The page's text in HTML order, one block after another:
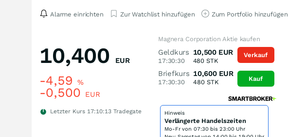
Alarme einrichten Zur Watchlist hinzufügen Zum Portfolio hinzufügen
10,400 EUR
-4,59 %
-0,500 EUR
Letzter Kurs 17:10:13 Tradegate
Magnera Corporation Aktie kaufen
Geldkurs
17:30:30
10,500 EUR
480 STK
Briefkurs
17:30:30
10,600 EUR
480STK
Verkauf
Kauf
Hinweis
Verlängerte Handelszeiten
Mo-Fr von 07:30 bis 23:00 Uhr